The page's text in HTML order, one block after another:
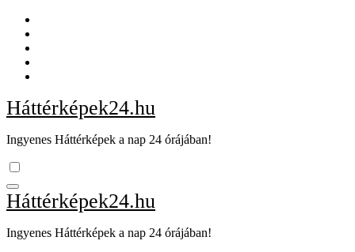
Skip
content
Háttérképek24.hu
Ingyenes Háttérképek a nap 24 órájában!
Háttérképek24.hu
Ingyenes Háttérképek a nap 24 órájában!